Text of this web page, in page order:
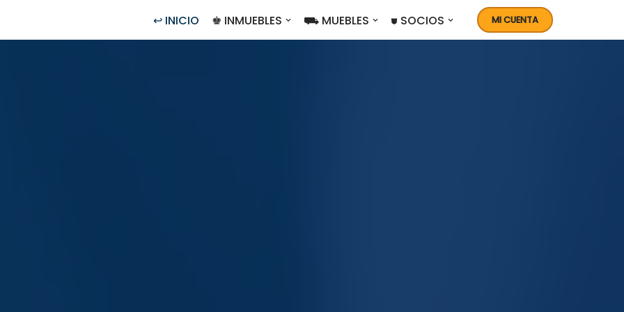
↩ INICIO ♚ INMUEBLES ⛟ MUEBLES ⛊ SOCIOS MI CUENTA